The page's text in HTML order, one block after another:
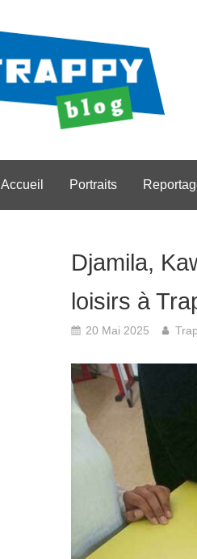
Accueil Portraits
Djamila,
loisirs à
20 Mai 2025